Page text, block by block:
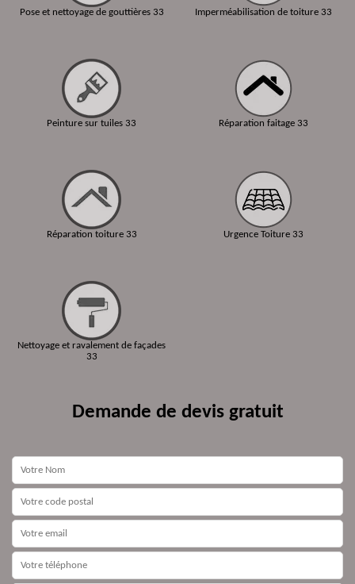
Pose et nettoyage de gouttières 33
Peinture sur tuiles 33
Réparation toiture 33
Nettoyage et ravalement de façades
33
Imperméabilisation de toiture 33
Réparation faitage 33
Urgence Toiture 33
Demande de devis gratuit